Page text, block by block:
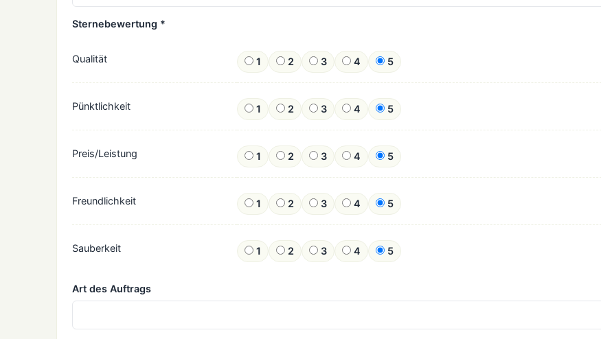
Sternebewertung *
Qualität 1 2 3 4 5
Pünktlichkeit 1 2 3 4 5
Preis/Leistung 1 2 3 4 5
Freundlichkeit 1 2 3 4 5
Sauberkeit 1 2 3 4 5
Art des Auftrags